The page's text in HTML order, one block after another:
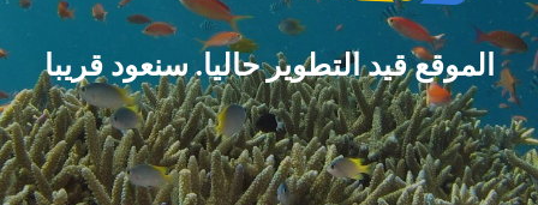
الموقع قيد التطوير حاليا. سنعود قريبا